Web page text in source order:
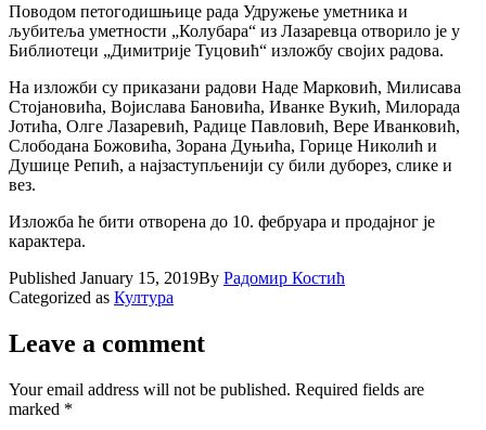
Поводом петогодишњице рада Удружење уметника и
љубитеља уметности „Колубара“ из Лазаревца отворило је у
Библиотеци „Димитрије Туцовић“ изложбу својих радова.
На изложби су приказани радови Наде Марковић, Милисава
Стојановића, Војислава Бановића, Иванке Вукић, Милорада
Јотића, Олге Лазаревић, Радице Павловић, Вере Иванковић,
Слободана Божовића, Зорана Дуњића, Горице Николић и
Душице Репић, а најзаступљенији су били дуборез, слике и
вез.
Изложба ће бити отворена до 10. фебруара и продајног је
карактера.
Published January 15, 2019By Радомир Костић
Categorized as Култура
Leave a comment
Your email address will not be published. Required fields are
marked *